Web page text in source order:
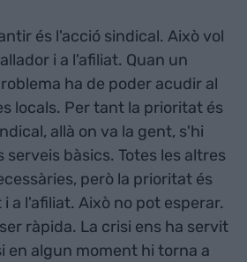
és l'acció sindical. Això vol
i a l'afiliat. Quan un
ha de poder acudir al
locals. Per tant la prioritat és
allà on va la gent, s'hi
bàsics. Totes les altres
però la prioritat és
a l'afiliat. Això no pot esperar.
ràpida. La crisi ens ha servit
en algun moment hi torna a